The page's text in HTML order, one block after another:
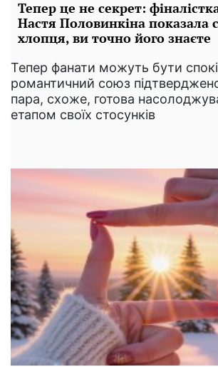
Тепер це не секрет:
Настя Половинкіна показала
хлопця, ви точно його знаєте
Тепер фанати можуть бути
романтичний союз підтверджено
пара, схоже, готова
етапом своїх стосунків